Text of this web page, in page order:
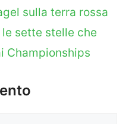
sulla terra rossa
sette stelle che
Championships